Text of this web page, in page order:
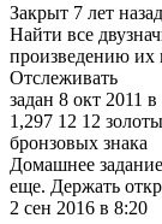
Закрыт 7 лет
Найти все
произведению их
Отслеживать
задан 8 окт 2011
1,297 12 12
бронзовых знака
Домашнее
еще. Держать
2 сен 2016 в 8:20